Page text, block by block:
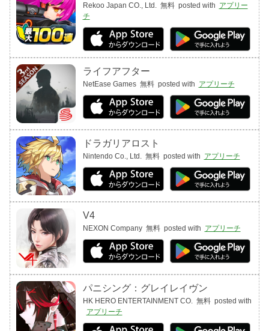
Rekoo Japan CO., Ltd. 無料 posted with アプリー
チ
ライフアフター
NetEase Games 無料 posted with アプリーチ
ドラガリアロスト
Nintendo Co., Ltd. 無料 posted with アプリーチ
V4
NEXON Company 無料 posted with アプリーチ
パニシング：グレイレイヴン
HK HERO ENTERTAINMENT CO. 無料 posted with
アプリーチ